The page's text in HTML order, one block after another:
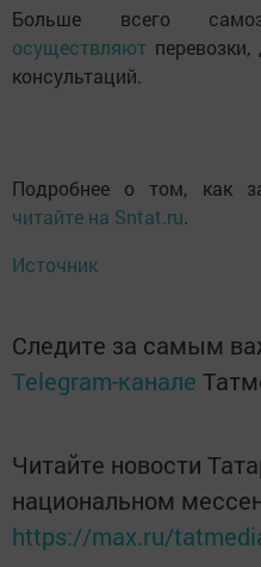
Больше всего
осуществляют
консультаций.
Подробнее о том, как
читайте на Sntat.ru.
Источник
Следите за самым
Telegram-канале
Читайте новости
национальном
https://max.ru/